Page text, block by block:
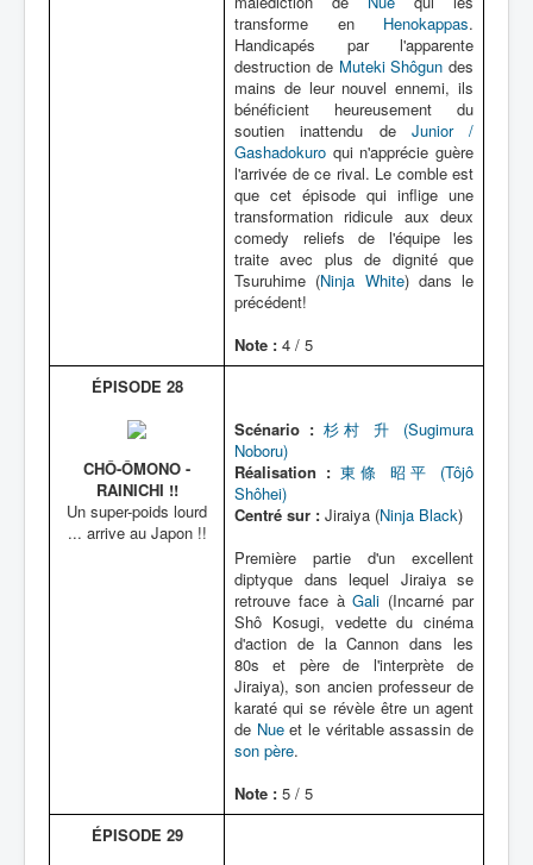
transforme en Henokappas.
Handicapés par l'apparente
destruction de Muteki Shôgun des
mains de leur nouvel ennemi, ils
bénéficient heureusement du
soutien inattendu de Junior /
Gashadokuro qui n'apprécie guère
l'arrivée de ce rival. Le comble est
que cet épisode qui inflige une
transformation ridicule aux deux
comedy reliefs de l'équipe les
traite avec plus de dignité que
Tsuruhime (Ninja White) dans le
précédent!
Note : 4 / 5
ÉPISODE 28
CHÔ-ÔMONO -
RAINICHI !!
Un super-poids lourd
... arrive au Japon !!
Scénario : 杉村 升 (Sugimura
Noboru)
Réalisation : 東條 昭平 (Tôjô
Shôhei)
Centré sur : Jiraiya (Ninja Black)
Première partie d'un excellent
diptyque dans lequel Jiraiya se
retrouve face àGali (Incarné par
Shô Kosugi, vedette du cinéma
d'action de la Cannon dans les
80s et père de l'interprète de
Jiraiya), son ancien professeur de
karaté qui se révèle être un agent
de Nueet le véritable assassin de
son père.
Note : 5 / 5
ÉPISODE 29